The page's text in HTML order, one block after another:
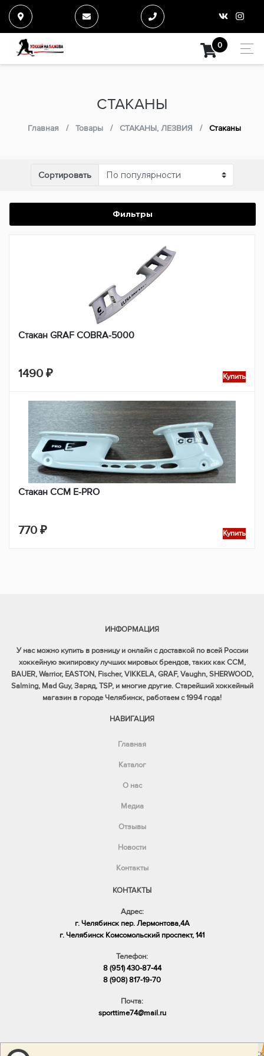
0
СТАКАНЫ
Главная Товары СТАКАНЫ, ЛЕЗВИЯ Стаканы
Сортировать
Фильтры
Стакан GRAF COBRA-5000
1490 ₽ Купить
Стакан CCM E-PRO
770 ₽ Купить
ИНФОРМАЦИЯ
У нас можно купить в розницу и онлайн с доставкой по всей России
хоккейную экипировку лучших мировых брендов, таких как CCM,
BAUER, Warrior, EASTON, Fischer, VIKKELA, GRAF, Vaughn, SHERWOOD,
Salming, Mad Guy, Заряд, TSP, и многие другие. Старейший хоккейный
магазин в городе Челябинск, работаем с 1994 года!
НАВИГАЦИЯ
Главная
Каталог
О нас
Медиа
Отзывы
Новости
Контакты
КОНТАКТЫ
Адрес:
г. Челябинск пер. Лермонтова,4А
​г. Челябинск Комсомольский проспект, 141
Телефон:
8 (951) 430-87-44
8 (908) 817-19-70
Почта:
sporttime74@mail.ru